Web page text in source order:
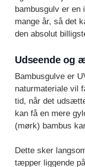
bambusgulv er en
mange år, så det
den absolut
Udseende og
Bambusgulve er
naturmateriale vil
tid, når det
kan få en mere
(mørk) bambus
Dette sker
tæpper liggende